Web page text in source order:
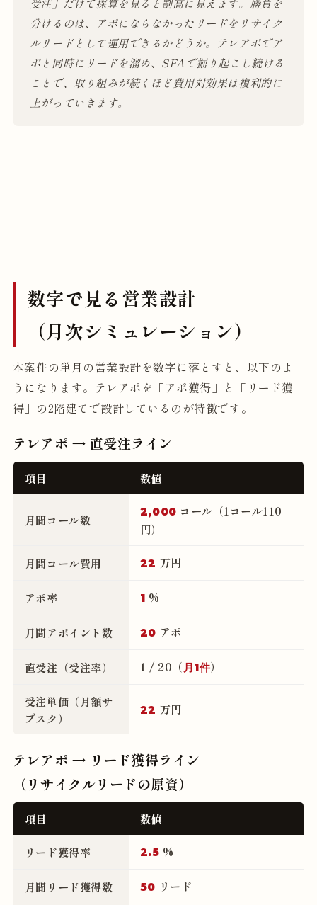
分けるのは、アポにならなかったリードをリサイク
ルリードとして運用できるかどうか。テレアポでア
ポと同時にリードを溜め、SFAで掘り起こし続ける
ことで、取り組みが続くほど費用対効果は複利的に
上がっていきます。
数字で見る営業設計
（月次シミュレーション）
本案件の単月の営業設計を数字に落とすと、以下のよ
うになります。テレアポを「アポ獲得」と「リード獲
得」の2階建てで設計しているのが特徴です。
テレアポ → 直受注ライン
項目 数値
月間コール数
2,000 コール（1コール110
円）
月間コール費用 22 万円
アポ率 1 %
月間アポイント数 20 アポ
直受注（受注率） 1 / 20（ 月1件）
受注単価（月額サ
ブスク）
22 万円
テレアポ → リード獲得ライン
（リサイクルリードの原資）
項目 数値
リード獲得率 2.5 %
月間リード獲得数 50 リード